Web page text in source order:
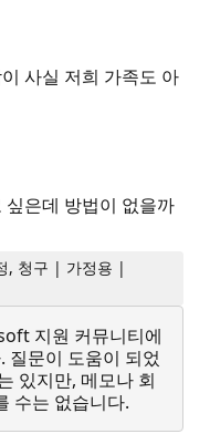
사실 저희 가족도 아
은데 방법이 없을까
, 청구 | 가정용 |
지원 커뮤니티에
질문이 도움이 되었
있지만, 메모나 회
수는 없습니다.